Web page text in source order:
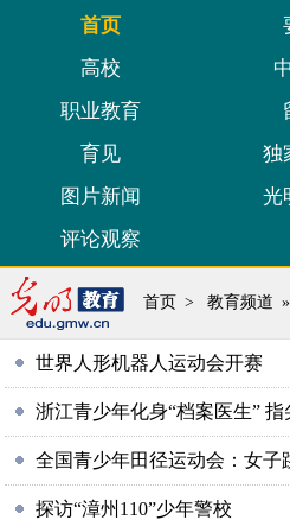
首页
高校
职业教育
育见
独
图片新闻
光
评论观察
首页 > 教育频道 »
世界人形机器人运动会开赛
浙江青少年化身“档案医生” 指
全国青少年田径运动会：女子
探访“漳州110”少年警校